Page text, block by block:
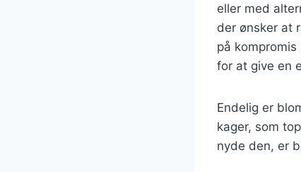
eller med
der ønsker at
på
for at give en
Endelig er
kager, som
nyde den, er